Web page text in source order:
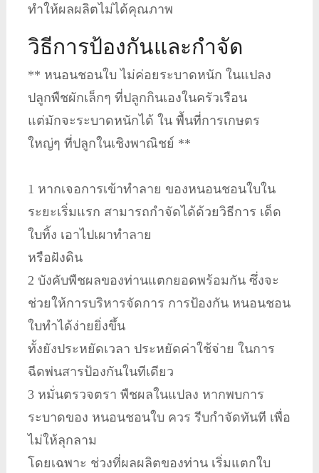
ทำให้ผลผลิตไม่ได้คุณภาพ
วิธีการป้องกันและกำจัด
** หนอนชอนใบ ไม่ค่อยระบาดหนัก ในแปลง
ปลูกพืชผักเล็กๆ ที่ปลูกกินเองในครัวเรือน
แต่มักจะระบาดหนักได้ ใน พื้นที่การเกษตร
ใหญ่ๆ ที่ปลูกในเชิงพาณิชย์ **
1 หากเจอการเข้าทำลาย ของหนอนชอนใบใน
ระยะเริ่มแรก สามารถกำจัดได้ด้วยวิธีการ เด็ด
ใบทิ้ง เอาไปเผาทำลาย
หรือฝังดิน
2 บังคับพืชผลของท่านแตกยอดพร้อมกัน ซึ่งจะ
ช่วยให้การบริหารจัดการ การป้องกัน หนอนชอน
ใบทำได้ง่ายยิ่งขึ้น
ทั้งยังประหยัดเวลา ประหยัดค่าใช้จ่าย ในการ
ฉีดพ่นสารป้องกันในทีเดียว
3 หมั่นตรวจตรา พืชผลในแปลง หากพบการ
ระบาดของ หนอนชอนใบ ควร รีบกำจัดทันที เพื่อ
ไม่ให้ลุกลาม
โดยเฉพาะ ช่วงที่ผลผลิตของท่าน เริ่มแตกใบ